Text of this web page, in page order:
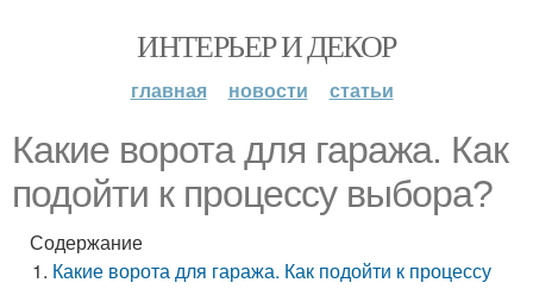
ИНТЕРЬЕР И ДЕКОР
главная новости статьи
Какие ворота для гаража. Как
подойти к процессу выбора?
Содержание
Какие ворота для гаража. Как подойти к процессу